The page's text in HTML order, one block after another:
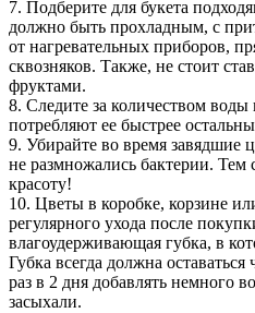
7. Подберите для букета
должно быть прохладным, с
от нагревательных приборов,
сквозняков. Также, не стоит
фруктами.
8. Следите за количеством воды
потребляют ее быстрее
9. Убирайте во время завядшие
не размножались бактерии.
красоту!
10. Цветы в коробке, корзине
регулярного ухода после
влагоудерживающая губка, в
Губка всегда должна
раз в 2 дня добавлять немного
засыхали.